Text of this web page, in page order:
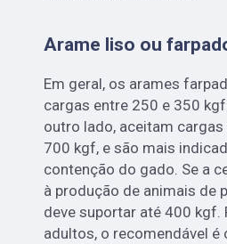
Arame liso ou
Em geral, os arames
cargas entre 250 e 350
outro lado, aceitam
700 kgf, e são mais
contenção do gado. Se a
à produção de animais de
deve suportar até 400 kgf.
adultos, o recomendável é